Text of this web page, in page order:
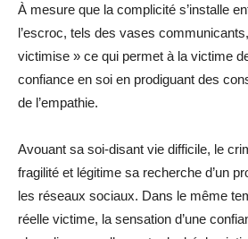
À mesure que la complicité s’installe
l’escroc, tels des vases
victimise » ce qui permet à la victime
confiance en soi en prodiguant des
de l’empathie.
Avouant sa soi-disant vie difficile, le
fragilité et légitime sa recherche d’un
les réseaux sociaux. Dans le même
réelle victime, la sensation d’une